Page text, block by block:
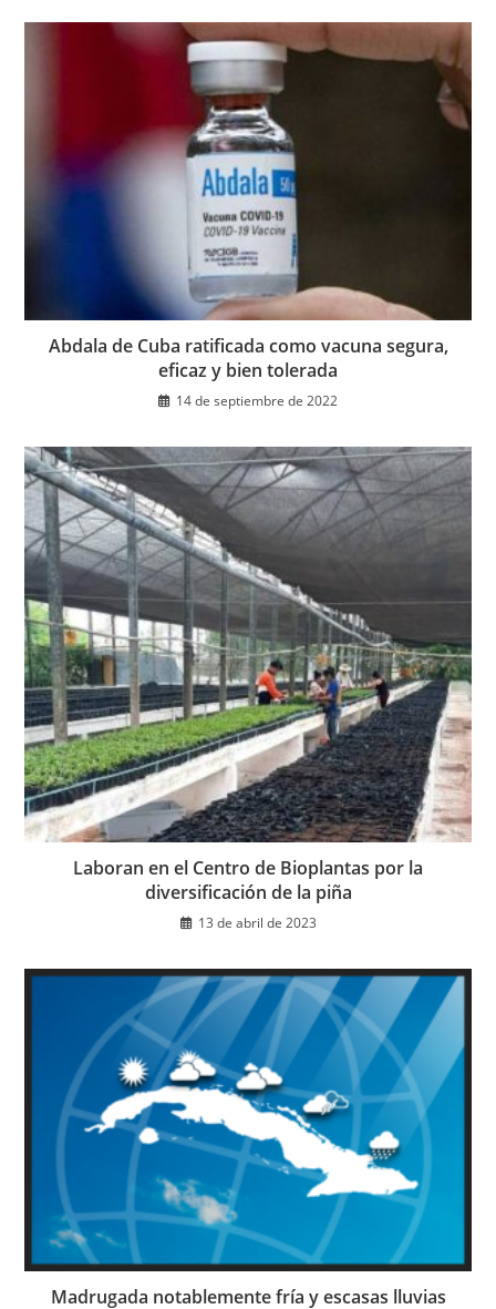
Abdala de Cuba ratificada como vacuna segura,
eficaz y bien tolerada
14 de septiembre de 2022
Laboran en el Centro de Bioplantas por la
diversificación de la piña
13 de abril de 2023
Madrugada notablemente fría y escasas lluvias